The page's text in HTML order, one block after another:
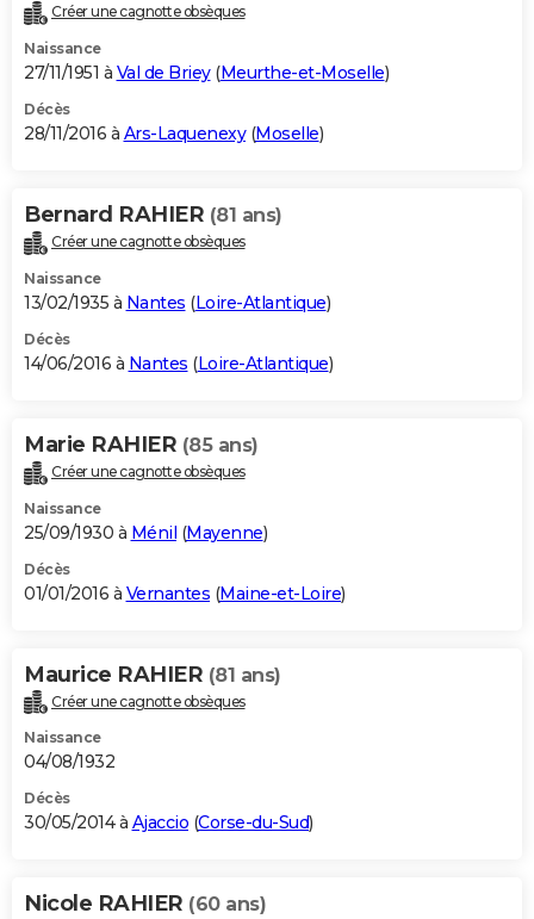
Créer une cagnotte obsèques
Naissance
27/11/1951 à Val de Briey(Meurthe-et-Moselle)
Décès
28/11/2016 à Ars-Laquenexy(Moselle)
Bernard RAHIER (81 ans)
Créer une cagnotte obsèques
Naissance
13/02/1935 à Nantes (Loire-Atlantique)
Décès
14/06/2016 à Nantes (Loire-Atlantique)
Marie RAHIER (85 ans)
Créer une cagnotte obsèques
Naissance
25/09/1930 à Ménil (Mayenne)
Décès
01/01/2016 à Vernantes (Maine-et-Loire)
Maurice RAHIER (81 ans)
Créer une cagnotte obsèques
Naissance
04/08/1932
Décès
30/05/2014 à Ajaccio (Corse-du-Sud)
Nicole RAHIER (60 ans)